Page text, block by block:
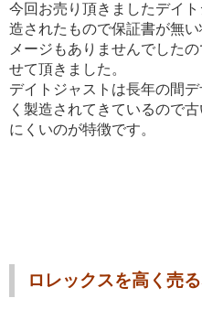
今回お売り頂きましたデイ
造されたもので保証書が無
メージもありませんでした
せて頂きました。
デイトジャストは長年の間
く製造されてきているので
にくいのが特徴です。
ロレックスを高く売